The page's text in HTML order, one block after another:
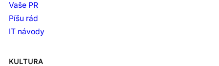
Vaše PR
Píšu rád
IT návody
KULTURA